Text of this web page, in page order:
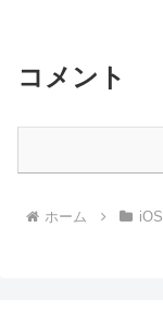
コメント
ホーム iOS